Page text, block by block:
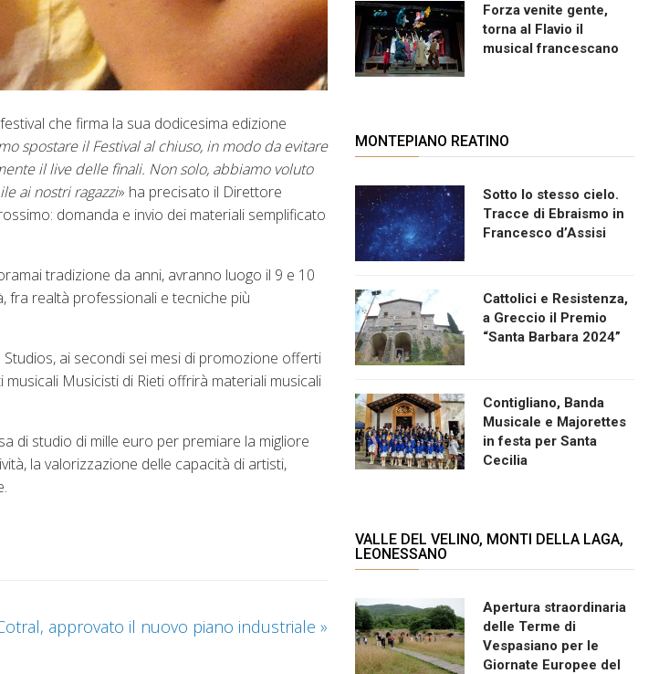
che firma la sua dodicesima edizione
spostare il Festival al chiuso, in modo da evitare
il live delle finali. Non solo, abbiamo voluto
ai nostri ragazzi» ha precisato il Direttore
domanda e invio dei materiali semplificato
tradizione da anni, avranno luogo il 9 e 10
fra realtà professionali e tecniche più
ai secondi sei mesi di promozione offerti
Musicisti di Rieti offrirà materiali musicali
di studio di mille euro per premiare la migliore
la valorizzazione delle capacità di artisti,
approvato il nuovo piano industriale »
Forza venite gente,
torna al Flavio il
musical francescano
MONTEPIANO REATINO
Sotto lo stesso cielo.
Tracce di Ebraismo in
Francesco d’Assisi
Cattolici e Resistenza,
a Greccio il Premio
“Santa Barbara 2024”
Contigliano, Banda
Musicale e Majorettes
in festa per Santa
Cecilia
VALLE DEL VELINO, MONTI DELLA LAGA,
LEONESSANO
Apertura straordinaria
delle Terme di
Vespasiano per le
Giornate Europee del